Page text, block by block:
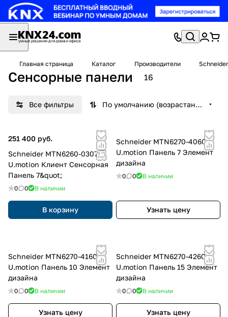
Главная страница Каталог Производители
Сенсорные панели 16
Все фильтры По умолчанию (возрастание)
251 400 руб.
Schneider MTN6260-0307
U.motion Клиент Сенсорная
Панель 7&quot;
0 0 В наличии
В корзину
Schneider MTN6270-4060
U.motion Панель 7 Элемент
дизайна
0 0 В наличии
Узнать цену
Schneider MTN6270-4160
U.motion Панель 10 Элемент
дизайна
0 0 В наличии
Узнать цену
Schneider MTN6270-4260
U.motion Панель 15 Элемент
дизайна
0 0 В наличии
Узнать цену